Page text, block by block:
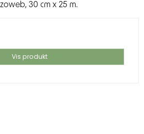
30 cm x 25 m.
Vis produkt